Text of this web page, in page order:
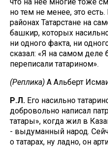
но тем не менее, это
районах Татарстане на
башкир, которых
ни одного факта, ни
сказал: «Я на самом деле
переписали татарином».
(Реплика) А Альберт
Р.Л. Его насильно
добровольно написал
татары», когда жил в
- выдуманный народ.
о татарах, ну ладно, он